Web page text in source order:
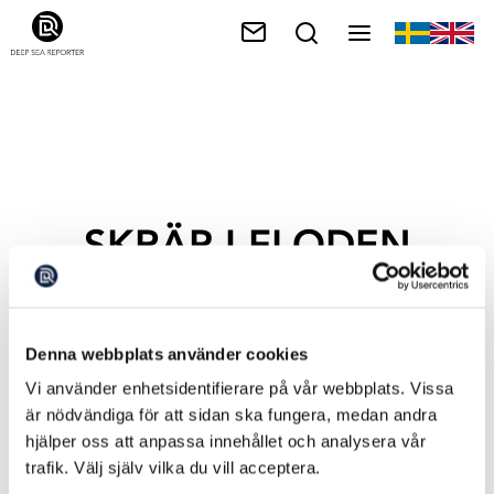
Denna webbplats använder cookies
Vi använder enhetsidentifierare på vår webbplats. Vissa
är nödvändiga för att sidan ska fungera, medan andra
hjälper oss att anpassa innehållet och analysera vår
trafik. Välj själv vilka du vill acceptera.
SKRÄP I FLODEN